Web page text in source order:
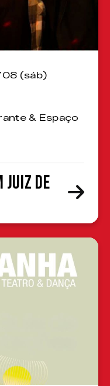
(sáb)
& Espaço
de